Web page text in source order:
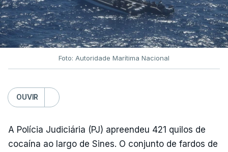
Foto: Autoridade Marítima Nacional
OUVIR
A Polícia Judiciária (PJ) apreendeu 421 quilos de
cocaína ao largo de Sines. O conjunto de fardos de